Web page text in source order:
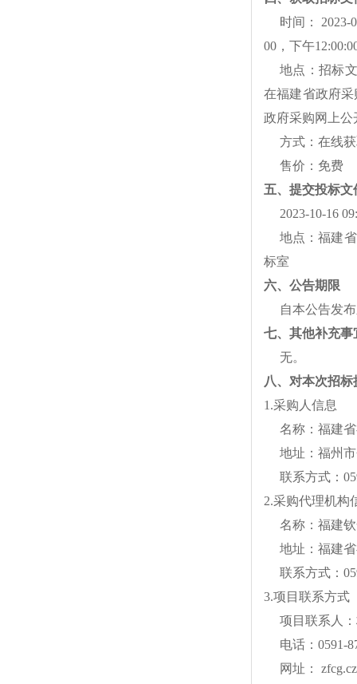
时间：
2023-
00 ，下午
地点：招标
在福建省政府
政府采购网上
方式：在线
售价：免费
五、提交投标
2023-10-16
地点：福建
标室
六、公告期限
自本公告发
七、其他补充事
无。
八、对本次招
1.采购人信息
名称：福建
地址：福州
联系方式：
2.采购代理机构
名称：福建
地址：福建
联系方式：
3.项目联系方式
项目联系人
电话：0591-
网址：